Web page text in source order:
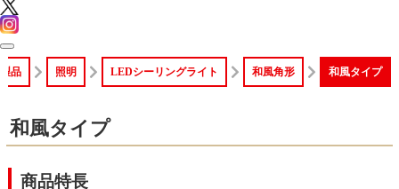
品 照明 LEDシーリングライト 和風角形 和風タイプ
和風タイプ
商品特長